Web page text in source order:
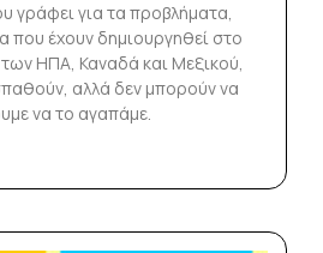
γράφει για τα προβλήματα,
που έχουν δημιουργηθεί στο
ΗΠΑ, Καναδά και Μεξικού,
αλλά δεν μπορούν να
να το αγαπάμε.